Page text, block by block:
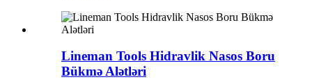
Lineman Tools Hidravlik Nasos Boru
Bükmə Alətləri